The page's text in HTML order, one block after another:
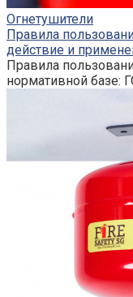
Огнетушители
Правила
действие и
Правила
нормативной базе: